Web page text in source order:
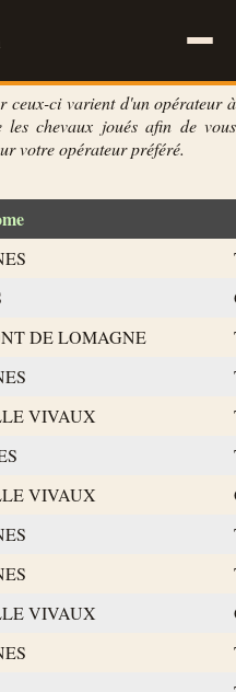
ceux-ci varient d'un opérateur à
chevaux joués afin de vous
votre opérateur préféré.
DE LOMAGNE
VIVAUX
VIVAUX
VIVAUX